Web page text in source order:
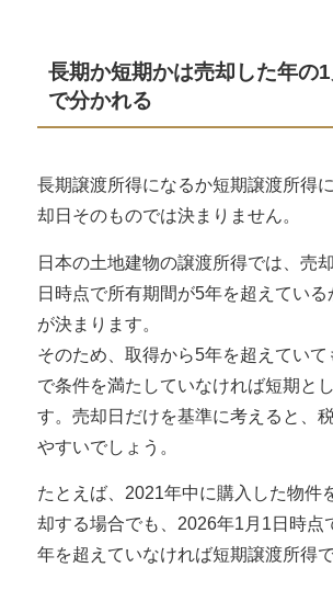
長期か短期かは売却した年の
で分かれる
長期譲渡所得になるか短期譲渡所得
却日そのものでは決まりません。
日本の土地建物の譲渡所得では、 売
日時点で所有期間が5年を超えている
が決まります。
そのため、取得から5年を超えていて
で条件を満たしていなければ短期と
す。売却日だけを基準に考えると、
やすいでしょう。
たとえば、2021年中に購入した物件
却する場合でも、2026年1月1日時点
年を超えていなければ短期譲渡所得で